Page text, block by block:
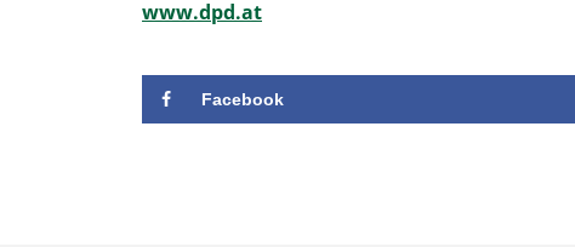
www.dpd.at
Facebook